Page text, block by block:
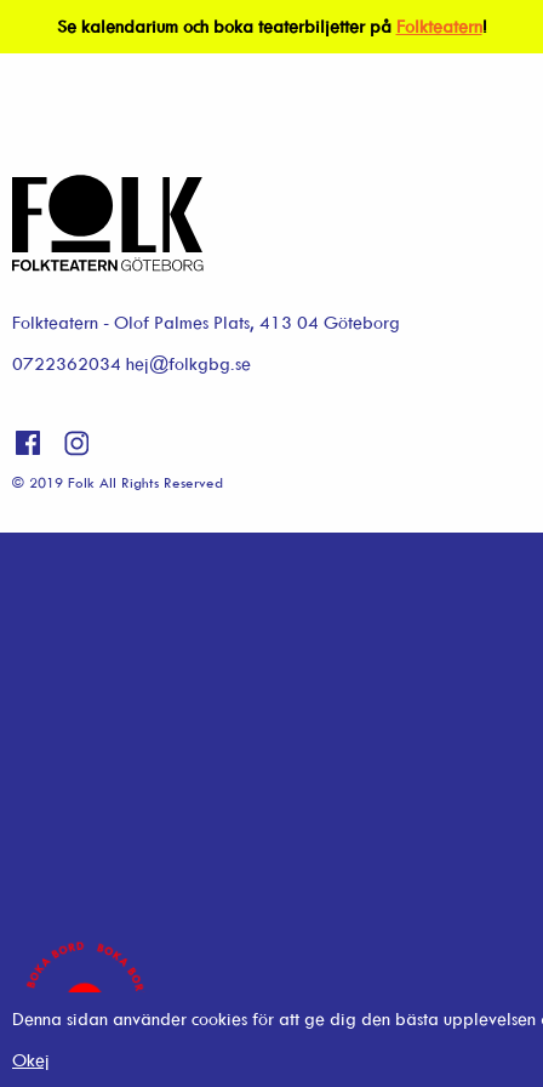
Se kalendarium och boka teaterbiljetter på Folkteatern!
Folkteatern - Olof Palmes Plats, 413 04 Göteborg
0722362034 hej@folkgbg.se
© 2019 Folk All Rights Reserved
Denna sidan använder cookies för att ge dig den bästa
Okej